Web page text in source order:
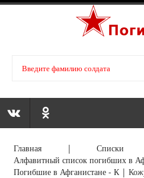
Главная |Списки
Алфавитный список погибших в
Погибшие в Афганистане - К |